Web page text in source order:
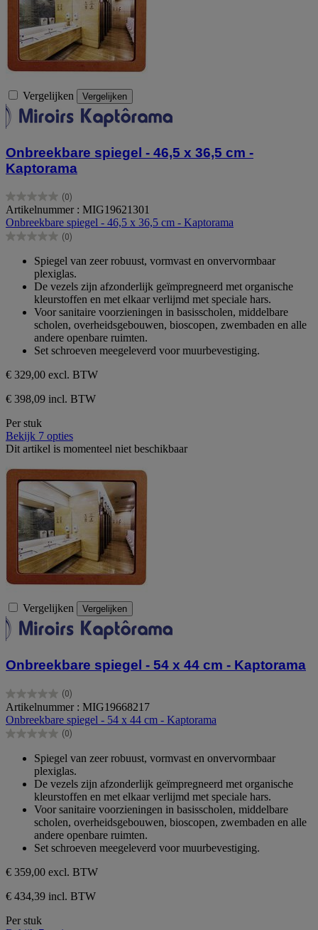
Vergelijken Vergelijken
Onbreekbare spiegel - 46,5 x 36,5 cm -
Kaptorama
(0)
0.0
van
de
5
Artikelnummer : MIG19621301
Onbreekbare spiegel - 46,5 x 36,5 cm - Kaptorama
(0)
0.0
sterren.
Spiegel van zeer robuust, vormvast en onvervormbaar
plexiglas.
De vezels zijn afzonderlijk geïmpregneerd met organische
kleurstoffen en met elkaar verlijmd met speciale hars.
Voor sanitaire voorzieningen in basisscholen, middelbare
scholen, overheidsgebouwen, bioscopen, zwembaden en alle
andere openbare ruimten.
Set schroeven meegeleverd voor muurbevestiging.
€ 329,00 excl. BTW
€ 398,09 incl. BTW
Per stuk
Bekijk 7 opties
Dit artikel is momenteel niet beschikbaar
Vergelijken Vergelijken
Onbreekbare spiegel - 54 x 44 cm - Kaptorama
(0)
0.0
van
de
5
Artikelnummer : MIG19668217
Onbreekbare spiegel - 54 x 44 cm - Kaptorama
(0)
0.0
sterren.
Spiegel van zeer robuust, vormvast en onvervormbaar
plexiglas.
De vezels zijn afzonderlijk geïmpregneerd met organische
kleurstoffen en met elkaar verlijmd met speciale hars.
Voor sanitaire voorzieningen in basisscholen, middelbare
scholen, overheidsgebouwen, bioscopen, zwembaden en alle
andere openbare ruimten.
Set schroeven meegeleverd voor muurbevestiging.
€ 359,00 excl. BTW
€ 434,39 incl. BTW
Per stuk